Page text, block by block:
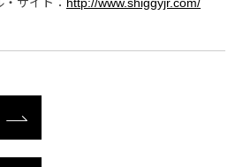
サイト： http://www.shiggyjr.com/